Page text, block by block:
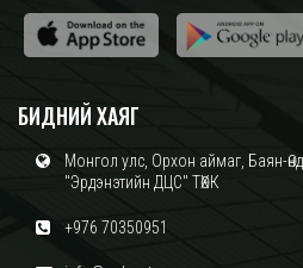
БИДНИЙ ХАЯГ
Монгол улс, Орхон аймаг, Баян-
"Эрдэнэтийн ДЦС" ТӨХК
+976 70350951